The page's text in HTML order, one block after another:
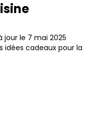
jour le 7 mai 2025
idées cadeaux pour la